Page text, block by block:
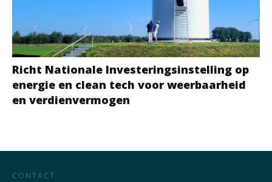
Richt Nationale Investeringsinstelling op
energie en clean tech voor weerbaarheid
en verdienvermogen
CONTACT